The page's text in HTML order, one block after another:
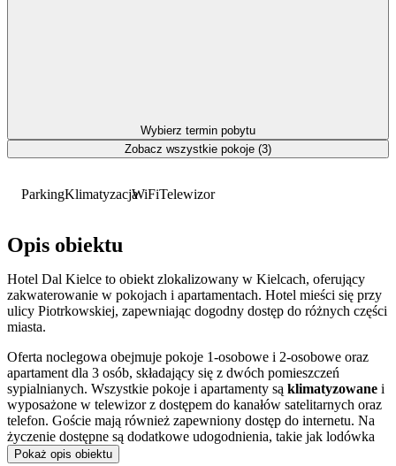
ParkingKlimatyzacjaWiFiTelewizor
Opis obiektu
Hotel Dal Kielce to obiekt zlokalizowany w Kielcach, oferujący
zakwaterowanie w pokojach i apartamentach. Hotel mieści się przy
ulicy Piotrkowskiej, zapewniając dogodny dostęp do różnych części
miasta.
Oferta noclegowa obejmuje pokoje 1-osobowe i 2-osobowe oraz
apartament dla 3 osób, składający się z dwóch pomieszczeń
sypialnianych. Wszystkie pokoje i apartamenty są klimatyzowane i
wyposażone w telewizor z dostępem do kanałów satelitarnych oraz
telefon. Goście mają również zapewniony dostęp do internetu. Na
życzenie dostępne są dodatkowe udogodnienia, takie jak lodówka
czy czajnik elektryczny.
Pokaż opis obiektu
Wybierz termin pobytu
Zobacz wszystkie pokoje (3)